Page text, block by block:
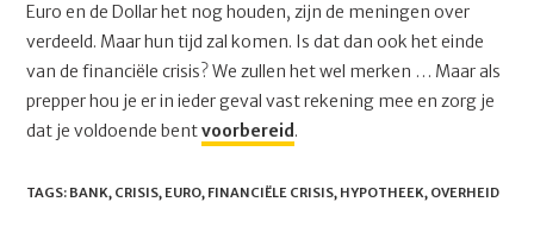
Euro en de Dollar het nog houden, zijn de meningen over
verdeeld. Maar hun tijd zal komen. Is dat dan ook het einde
van de financiële crisis? We zullen het wel merken … Maar als
prepper hou je er in ieder geval vast rekening mee en zorg je
dat je voldoende bentvoorbereid .
TAGS: BANK, CRISIS, EURO, FINANCIËLE CRISIS, HYPOTHEEK, OVERHEID